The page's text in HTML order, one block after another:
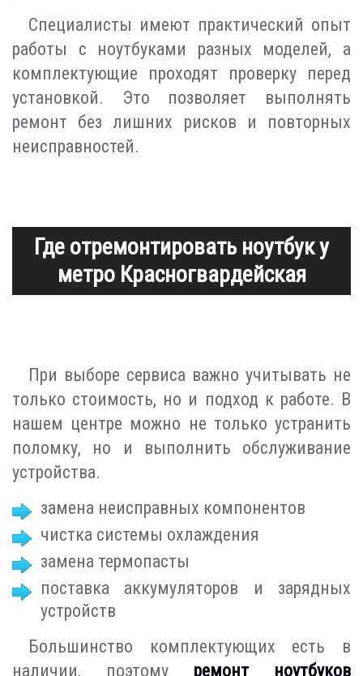
Специалисты имеют практический опыт
работы с ноутбуками разных моделей, а
комплектующие проходят проверку перед
установкой. Это позволяет выполнять
ремонт без лишних рисков и повторных
неисправностей.
Где отремонтировать ноутбук у
метро Красногвардейская
При выборе сервиса важно учитывать не
только стоимость, но и подход к работе. В
нашем центре можно не только устранить
поломку, но и выполнить обслуживание
устройства.
замена неисправных компонентов
чистка системы охлаждения
замена термопасты
поставка аккумуляторов и зарядных
устройств
Большинство комплектующих есть в
наличии, поэтому ремонт ноутбуков